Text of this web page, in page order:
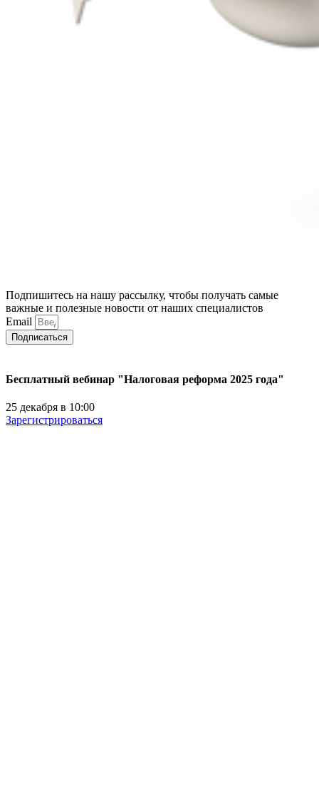
Подпишитесь на нашу рассылку, чтобы получать самые
важные и полезные новости от наших специалистов
Email
Подписаться
Бесплатный вебинар "Налоговая реформа 2025 года"
25 декабря в 10:00
Зарегистрироваться